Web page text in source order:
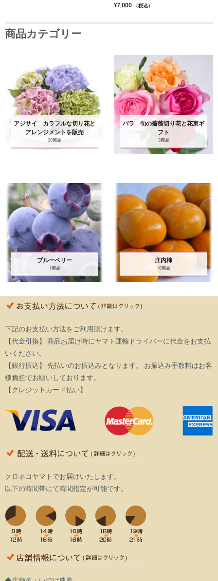
¥7,000 （税込）
商品カテゴリー
アジサイ カラフルな切り花と
アレンジメントを販売
20商品
バラ 旬の薔薇切り花と花束ギ
フト
3商品
ブルーベリー
1商品
庄内柿
10商品
下記のお支払い方法をご利用頂けます。
【代金引換】 商品お届け時にヤマト運輸ドライバーに代金をお支払
いください。
【銀行振込】 先払いのお振込みとなります。 お振込み手数料はお客
様負担でお願いしております。
【クレジットカード払い】
クロネコヤマトでお届けいたします。
以下の時間帯にて時間指定が可能です。